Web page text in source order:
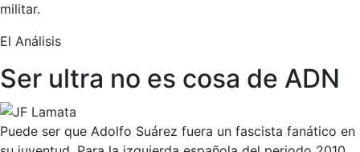
militar.
El Análisis
Ser ultra no es cosa de ADN
Puede ser que Adolfo Suárez fuera un fascista fanático en